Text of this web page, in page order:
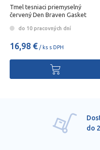
Tmel tesniaci priemyselný
červený Den Braven Gasket
do 10 pracovných dní
16,98 € / ks s DPH
do